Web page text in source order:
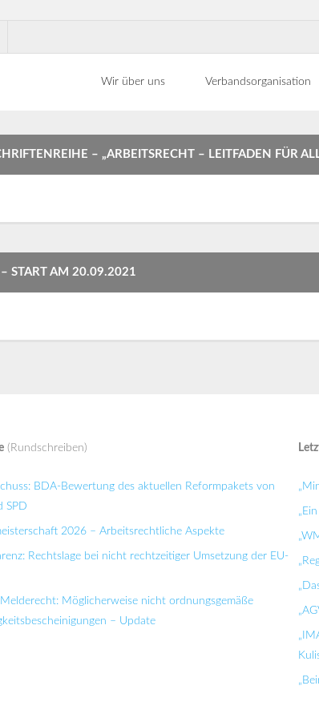
Wir über uns Verbandsorganisation
– „ARBEITSRECHT – LEITFADEN FÜR
– START AM 20.09.2021
(Rundschreiben)
BDA-Bewertung des aktuellen Reformpakets von
SPD
2026 – Arbeitsrechtliche Aspekte
Rechtslage bei nicht rechtzeitiger Umsetzung der EU-
Möglicherweise nicht ordnungsgemäße
– Update